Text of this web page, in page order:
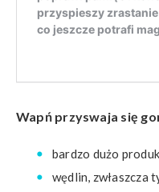
Wapń przyswaja się
bardzo dużo
wędlin, zwłaszcza